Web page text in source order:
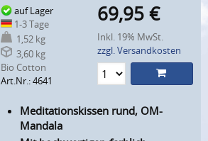
auf Lager
1-3 Tage
1,52 kg
3,60 kg
Bio Cotton
Art.Nr.: 4641
69,95 €
Inkl. 19% MwSt.
zzgl. Versandkosten
Meditationskissen rund, OM-
Mandala